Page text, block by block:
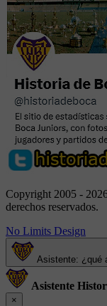
Copyright 2005 -
derechos reservados.
No Limits Design
Asistente: ¿qué
Asistente
×